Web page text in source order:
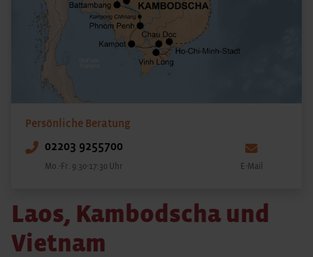
Persönliche Beratung
02203 9255700
Mo.-Fr. 9:30-17:30 Uhr E-Mail
Laos, Kambodscha und
Vietnam